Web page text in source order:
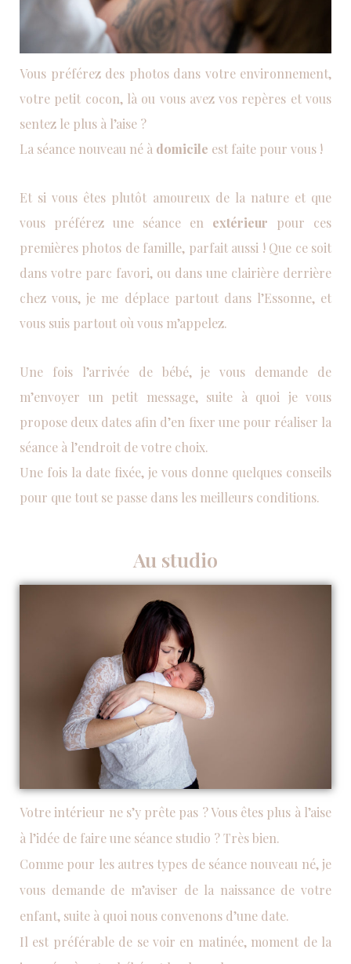
Vous préférez des photos dans votre environnement,
votre petit cocon, là ou vous avez vos repères et vous
sentez le plus à l’aise ?
La séance nouveau né à domicile est faite pour vous !
Et si vous êtes plutôt amoureux de la nature et que
vous préférez une séance en extérieur pour ces
premières photos de famille, parfait aussi ! Que ce soit
dans votre parc favori, ou dans une clairière derrière
chez vous, je me déplace partout dans l’Essonne, et
vous suis partout où vous m’appelez.
Une fois l’arrivée de bébé, je vous demande de
m’envoyer un petit message, suite à quoi je vous
propose deux dates afin d’en fixer une pour réaliser la
séance à l’endroit de votre choix.
Une fois la date fixée, je vous donne quelques conseils
pour que tout se passe dans les meilleurs conditions.
Au studio
Votre intérieur ne s’y prête pas ? Vous êtes plus à l’aise
à l’idée de faire une séance studio ? Très bien.
Comme pour les autres types de séance nouveau né, je
vous demande de m’aviser de la naissance de votre
enfant, suite à quoi nous convenons d’une date.
Il est préférable de se voir en matinée, moment de la